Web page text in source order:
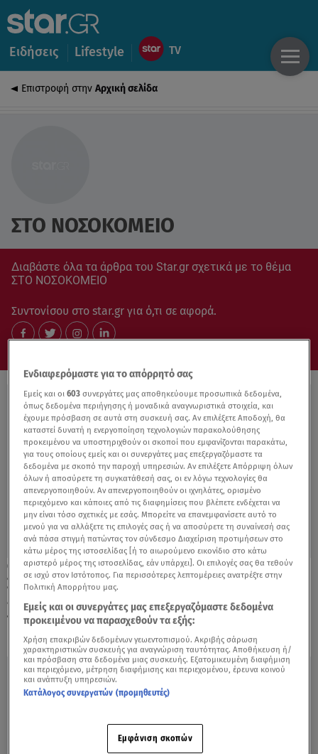
Ειδήσεις Lifestyle
Επιστροφή στην Αρχική σελίδα
ΣΤΟ ΝΟΣΟΚΟΜΕΙΟ
Διαβάστε όλα τα άρθρα του Star.gr σχετικά με το θέμα
ΣΤΟ ΝΟΣΟΚΟΜΕΙΟ
Συντονίσου στο star.gr για ό,τι σε αφορά.
15.03.17, 11:08
ΣΟΚ στην Καλαμάτα: Στο νοσοκομείο
49χρονη-Της επιτέθηκαν σκυλιά ενώ
περπατούσε στο πεζοδρόμιο
Ενδιαφερόμαστε για το απόρρητό σας
Εμείς και οι603 συνεργάτες μας αποθηκεύουμε προσωπικά δεδομένα,
όπως δεδομένα περιήγησης ή μοναδικά αναγνωριστικά στοιχεία, και
έχουμε πρόσβαση σε αυτά στη συσκευή σας. Αν επιλέξετε Αποδοχή, θα
καταστεί δυνατή η ενεργοποίηση τεχνολογιών παρακολούθησης
προκειμένου να υποστηριχθούν οι σκοποί που εμφανίζονται παρακάτω,
για τους οποίους εμείς και οι συνεργάτες μας επεξεργαζόμαστε τα
δεδομένα με σκοπό την παροχή υπηρεσιών. Αν επιλέξετε Απόρριψη όλων
όλων ή αποσύρετε τη συγκατάθεσή σας, οι εν λόγω τεχνολογίες θα
απενεργοποιηθούν. Αν απενεργοποιηθούν οι ιχνηλάτες, ορισμένο
περιεχόμενο και κάποιες από τις διαφημίσεις που βλέπετε ενδέχεται να
μην είναι τόσο σχετικές με εσάς. Μπορείτε να επανεμφανίσετε αυτό το
μενού για να αλλάξετε τις επιλογές σας ή να αποσύρετε τη συναίνεσή σας
ανά πάσα στιγμή πατώντας τον σύνδεσμο Διαχείριση προτιμήσεων στο
κάτω μέρος της ιστοσελίδας [ή το αιωρούμενο εικονίδιο στο κάτω
αριστερό μέρος της ιστοσελίδας, εάν υπάρχει]. Οι επιλογές σας θα τεθούν
σε ισχύ στον Ιστότοπος. Για περισσότερες λεπτομέρειες ανατρέξτε στην
Πολιτική Απορρήτου μας.
Εμείς και οι συνεργάτες μας επεξεργαζόμαστε δεδομένα
προκειμένου να παρασχεθούν τα εξής:
Χρήση επακριβών δεδομένων γεωεντοπισμού. Ακριβής σάρωση
χαρακτηριστικών συσκευής για αναγνώριση ταυτότητας. Αποθήκευση ή/
και πρόσβαση στα δεδομένα μιας συσκευής. Εξατομικευμένη διαφήμιση
και περιεχόμενο, μέτρηση διαφήμισης και περιεχομένου, έρευνα κοινού
και ανάπτυξη υπηρεσιών.
Κατάλογος συνεργατών (προμηθευτές)
Εμφάνιση σκοπών